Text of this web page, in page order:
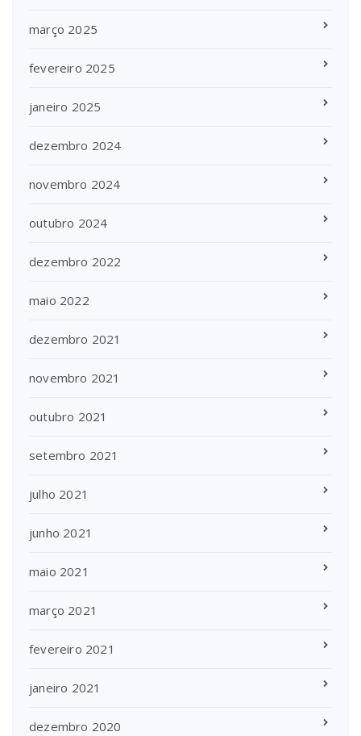
março 2025
fevereiro 2025
janeiro 2025
dezembro 2024
novembro 2024
outubro 2024
dezembro 2022
maio 2022
dezembro 2021
novembro 2021
outubro 2021
setembro 2021
julho 2021
junho 2021
maio 2021
março 2021
fevereiro 2021
janeiro 2021
dezembro 2020